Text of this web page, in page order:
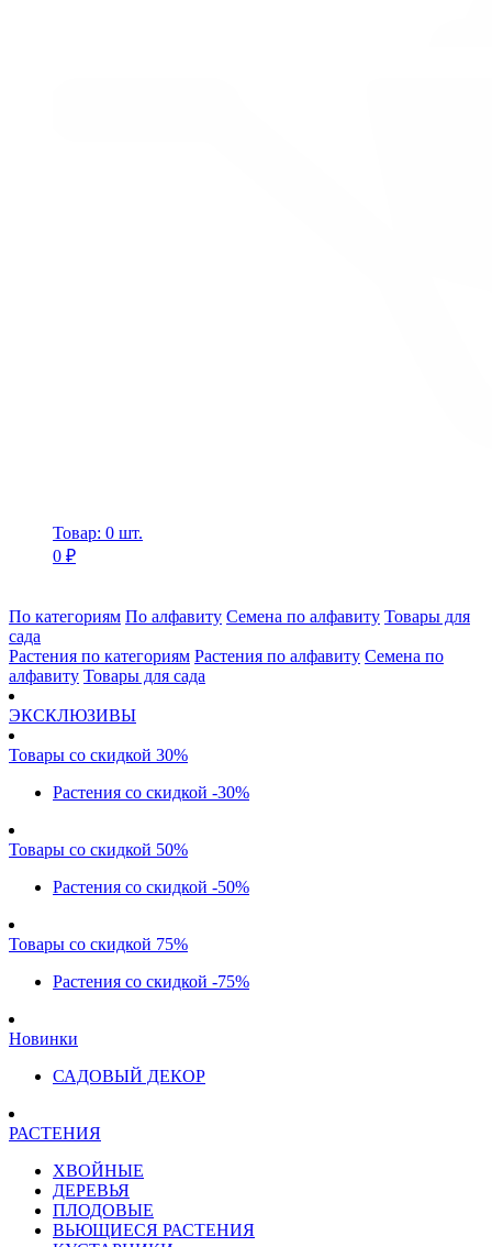
Товар: 0 шт.
0 ₽
По категориям По алфавиту Семена по алфавиту Товары для
сада
Растения по категориям Растения по алфавиту Семена по
алфавиту Товары для сада
ЭКСКЛЮЗИВЫ
Товары со скидкой 30%
Растения со скидкой -30%
Товары со скидкой 50%
Растения со скидкой -50%
Товары со скидкой 75%
Растения со скидкой -75%
Новинки
САДОВЫЙ ДЕКОР
РАСТЕНИЯ
ХВОЙНЫЕ
ДЕРЕВЬЯ
ПЛОДОВЫЕ
ВЬЮЩИЕСЯ РАСТЕНИЯ